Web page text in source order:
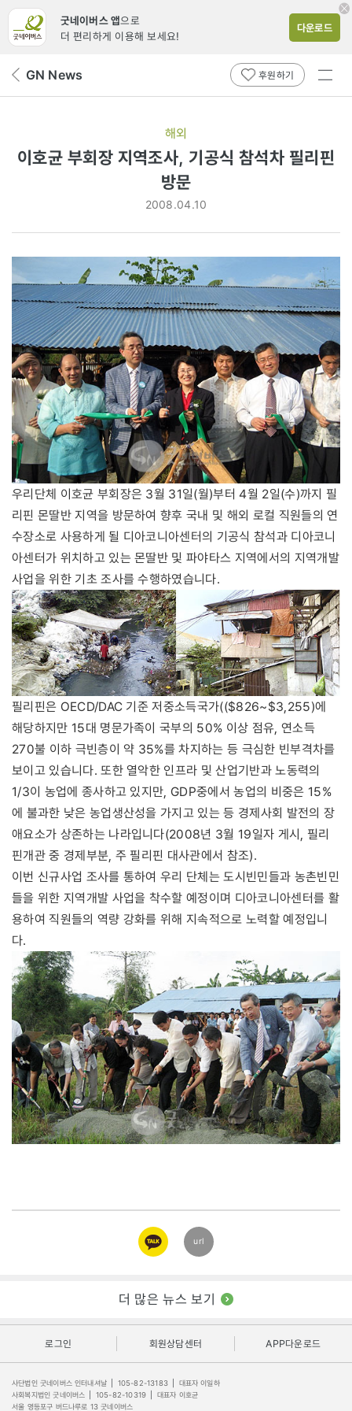
굿네이버스 앱으로
더 편리하게 이용해 보세요!
다운로드
뒤 GN News 후원하기
전체
해외
이호균 부회장 지역조사, 기공식 참석차 필리핀
방문
2008.04.10
우리단체 이호균 부회장은 3월 31일(월)부터 4월 2일(수)까지 필
리핀 몬딸반 지역을 방문하여 향후 국내 및 해외 로컬 직원들의 연
수장소로 사용하게 될 디아코니아센터의 기공식 참석과 디아코니
아센터가 위치하고 있는 몬딸반 및 파야타스 지역에서의 지역개발
사업을 위한 기초 조사를 수행하였습니다.
필리핀은 OECD/DAC 기준 저중소득국가(($826~$3,255)에
해당하지만 15대 명문가족이 국부의 50% 이상 점유, 연소득
270불 이하 극빈층이 약 35%를 차지하는 등 극심한 빈부격차를
보이고 있습니다. 또한 열악한 인프라 및 산업기반과 노동력의
1/3이 농업에 종사하고 있지만, GDP중에서 농업의 비중은 15%
에 불과한 낮은 농업생산성을 가지고 있는 등 경제사회 발전의 장
애요소가 상존하는 나라입니다(2008년 3월 19일자 게시, 필리
핀개관 중 경제부분, 주 필리핀 대사관에서 참조).
이번 신규사업 조사를 통하여 우리 단체는 도시빈민들과 농촌빈민
들을 위한 지역개발 사업을 착수할 예정이며 디아코니아센터를 활
용하여 직원들의 역량 강화를 위해 지속적으로 노력할 예정입니
다.
카카오
링크
url
더 많은 뉴스 보기
로그인 회원상담센터 APP다운로드
사단법인 굿네이버스 인터내셔날 105-82-13183
대표자 이일하
사회복지법인 굿네이버스
105-82-10319
대표자 이호균
서울 영등포구 버드나루로 13 굿네이버스